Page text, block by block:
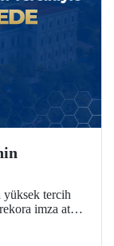
yüksek tercih
imza attı.